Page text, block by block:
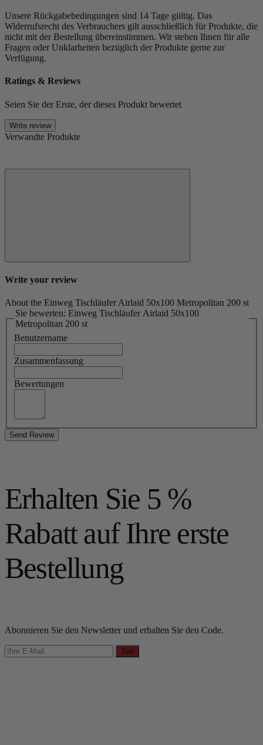
Unsere Rückgabebedingungen sind 14 Tage gültig. Das
Widerrufsrecht des Verbrauchers gilt ausschließlich für Produkte, die
nicht mit der Bestellung übereinstimmen. Wir stehen Ihnen für alle
Fragen oder Unklarheiten bezüglich der Produkte gerne zur
Verfügung.
Ratings & Reviews
Seien Sie der Erste, der dieses Produkt bewertet
Write review
Verwandte Produkte
Write your review
About the Einweg Tischläufer Airlaid 50x100 Metropolitan 200 st
Sie bewerten: Einweg Tischläufer Airlaid 50x100
Metropolitan 200 st
Benutzername
Zusammenfassung
Bewertungen
Send Review
Erhalten Sie 5 %
Rabatt auf Ihre erste
Bestellung
Abonnieren Sie den Newsletter und erhalten Sie den Code.
Join